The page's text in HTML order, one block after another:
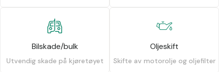
Bilskade/bulk
Utvendig skade på kjøretøyet
Oljeskift
Skifte av motorolje og oljefilter